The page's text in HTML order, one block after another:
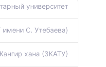
университет
имени С. Утебаева)
хана (ЗКАТУ)